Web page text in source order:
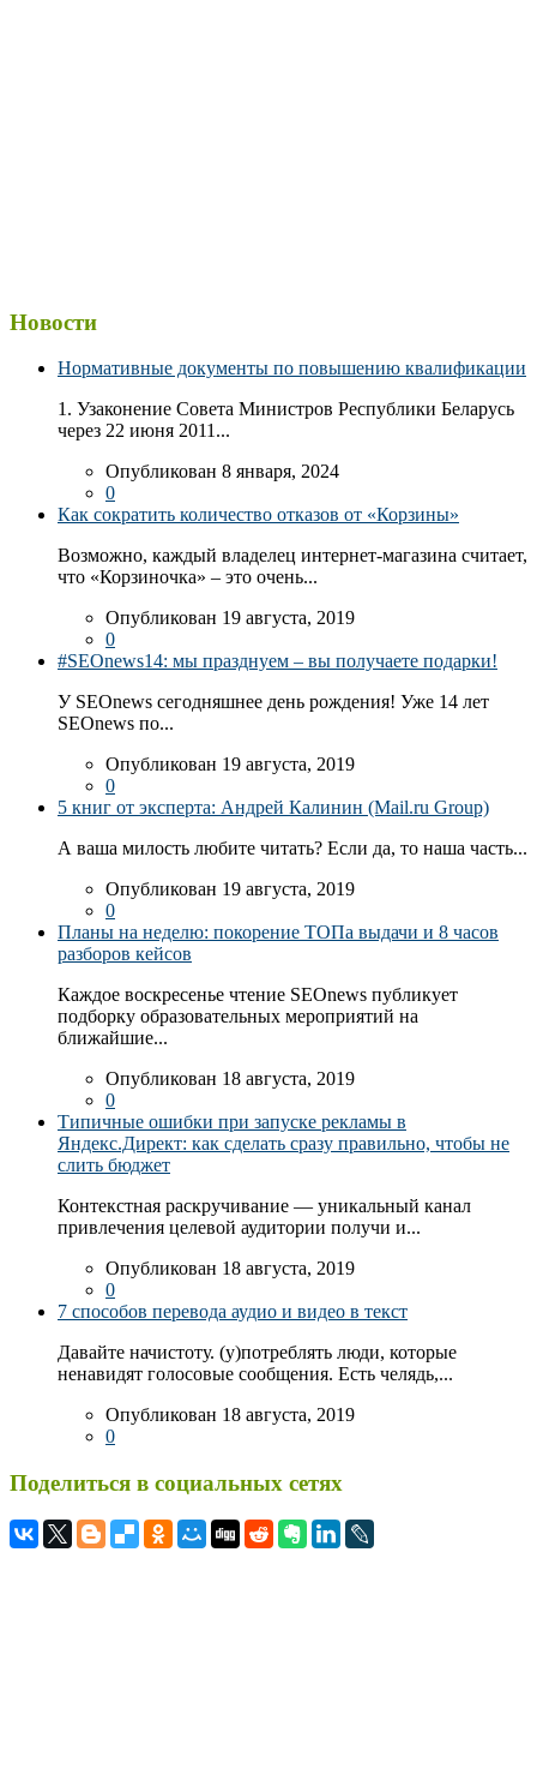
Новости
Нормативные документы по повышению квалификации
1. Узаконение Совета Министров Республики Беларусь
через 22 июня 2011...
Опубликован 8 января, 2024
0
Как сократить количество отказов от «Корзины»
Возможно, каждый владелец интернет-магазина считает,
что «Корзиночка» – это очень...
Опубликован 19 августа, 2019
0
#SEOnews14: мы празднуем – вы получаете подарки!
У SEOnews сегодняшнее день рождения! Уже 14 лет
SEOnews по...
Опубликован 19 августа, 2019
0
5 книг от эксперта: Андрей Калинин (Mail.ru Group)
А ваша милость любите читать? Если да, то наша часть...
Опубликован 19 августа, 2019
0
Планы на неделю: покорение ТОПа выдачи и 8 часов
разборов кейсов
Каждое воскресенье чтение SEOnews публикует
подборку образовательных мероприятий на
ближайшие...
Опубликован 18 августа, 2019
0
Типичные ошибки при запуске рекламы в
Яндекс.Директ: как сделать сразу правильно, чтобы не
слить бюджет
Контекстная раскручивание — уникальный канал
привлечения целевой аудитории получи и...
Опубликован 18 августа, 2019
0
7 способов перевода аудио и видео в текст
Давайте начистоту. (у)потреблять люди, которые
ненавидят голосовые сообщения. Есть челядь,...
Опубликован 18 августа, 2019
0
Поделиться в социальных сетях